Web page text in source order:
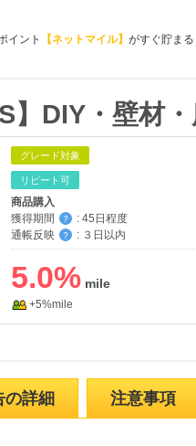
イント 【ネットマイル】 がすぐ貯まる
】DIY・壁材
グレード対象
リピート可
商品購入
獲得期間
？ : 45日程度
通帳反映
？ : ３日以内
5.0%
+5%mile
の詳細 注意事項